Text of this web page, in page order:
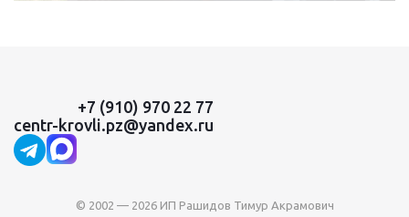
+7 (910) 970 22 77
centr-krovli.pz@yandex.ru
© 2002 — 2026 ИП Рашидов Тимур Акрамович